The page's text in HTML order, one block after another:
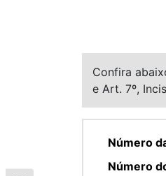
Confira
e Art. 7º,
Número
Número